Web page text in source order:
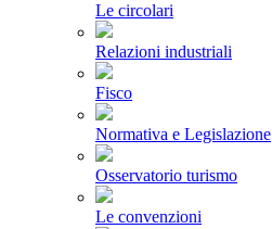
Le circolari
Relazioni industriali
Fisco
Normativa e Legislazione
Osservatorio turismo
Le convenzioni